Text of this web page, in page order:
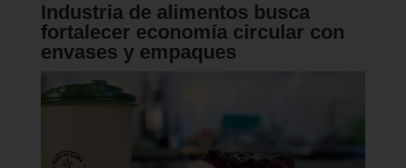
Industria de alimentos busca
fortalecer economía circular con
envases y empaques